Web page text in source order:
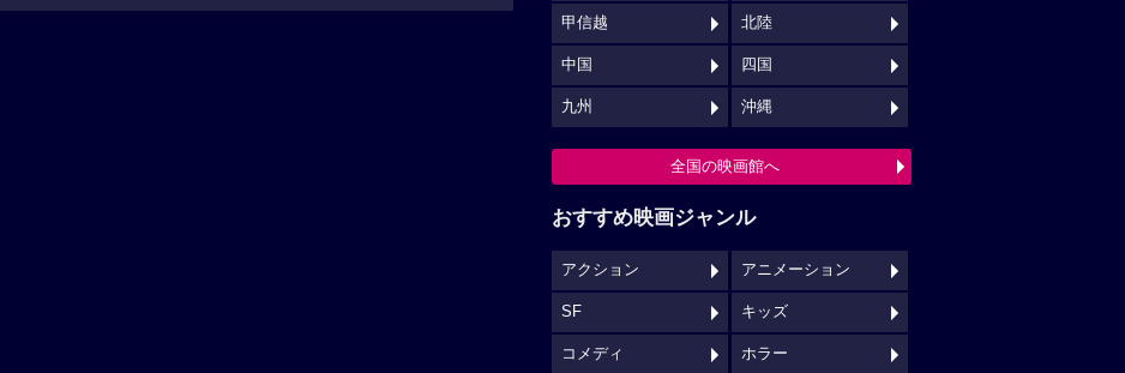
甲信越 北陸
中国 四国
九州 沖縄
全国の映画館へ
おすすめ映画ジャンル
アクション アニメーション
SF キッズ
コメディ ホラー